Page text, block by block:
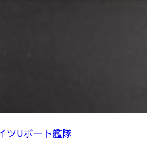
ツUボート艦隊